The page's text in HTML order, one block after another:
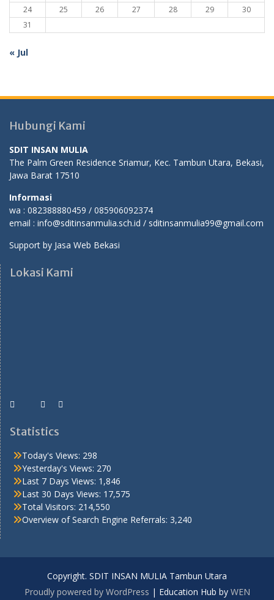
24
25 26 27 28 29
30
31
« Jul
Hubungi Kami
SDIT INSAN MULIA
The Palm Green Residence Sriamur, Kec. Tambun Utara, Bekasi,
Jawa Barat 17510
Informasi
wa : 082388880459 / 085906092374
email : info@sditinsanmulia.sch.id / sditinsanmulia99@gmail.com
Support by Jasa Web Bekasi
Lokasi Kami
Statistics
Today's Views: 298
Yesterday's Views: 270
Last 7 Days Views: 1,846
Last 30 Days Views: 17,575
Total Visitors: 214,550
Overview of Search Engine Referrals: 3,240
Copyright. SDIT INSAN MULIA Tambun Utara
Proudly powered by WordPress | Education Hub by WEN